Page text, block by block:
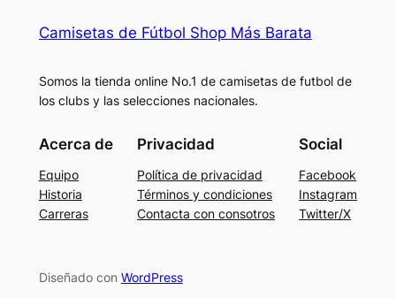
Camisetas de Fútbol Shop Más Barata
Somos la tienda online No.1 de camisetas de futbol de
los clubs y las selecciones nacionales.
Acerca de
Equipo
Historia
Carreras
Privacidad
Política de privacidad
Términos y condiciones
Contacta con consotros
Social
Facebook
Instagram
Twitter/X
Diseñado con WordPress